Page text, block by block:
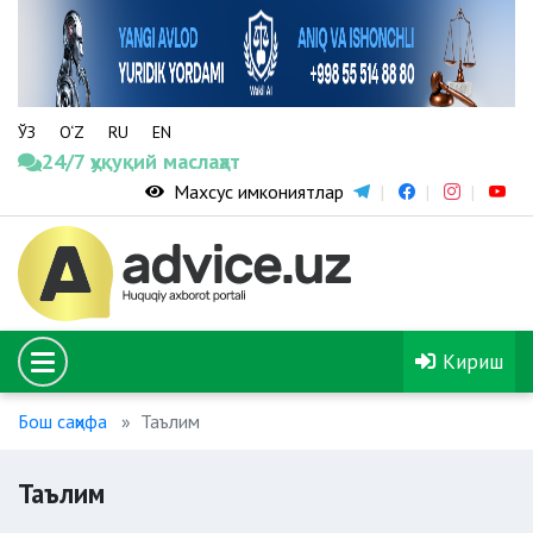
ЎЗ O‘Z RU EN
24/7 ҳуқуқий маслаҳат
Махсус имкониятлар
Кириш
Бош саҳифа Таълим
Таълим